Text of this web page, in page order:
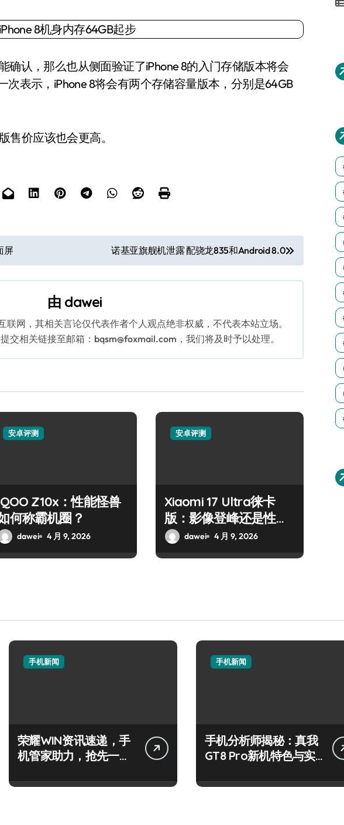
认，那么也从侧面验证了iPhone 8的入门存储版本将会
次表示，iPhone 8将会有两个存储容量版本，分别是64GB
价应该也会更高。
屏 诺基亚旗舰机泄露 配骁龙835和Android 8.0
由 dawei
联网，其相关言论仅代表作者个人观点绝非权威，不代表本站立场。
交相关链接至邮箱：bqsm@foxmail.com，我们将及时予以处理。
安卓评测
Z10x：性能怪兽
何称霸机圈？
dawei 4 月 9, 2026
安卓评测
Xiaomi 17 Ultra徕卡
版：影像登峰还是性能
霸主？
dawei 4 月 9, 2026
手机新闻
荣耀WIN资讯速递，手
机管家助力，抢先一步
手机新闻
手机分析师揭秘：真我
GT8 Pro新机特色与实